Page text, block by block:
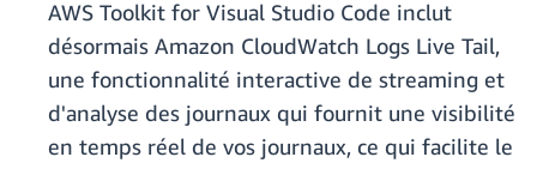
AWS Toolkit for Visual Studio Code inclut
désormais Amazon CloudWatch Logs Live Tail,
une fonctionnalité interactive de streaming et
d'analyse des journaux qui fournit une visibilité
en temps réel de vos journaux, ce qui facilite le